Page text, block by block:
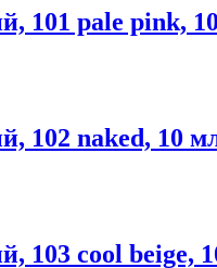
101 pale pink,
102 naked, 10
103 cool beige,